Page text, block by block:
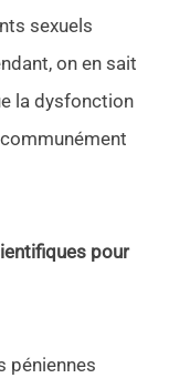
sexuels
on en sait
la dysfonction
pour
péniennes